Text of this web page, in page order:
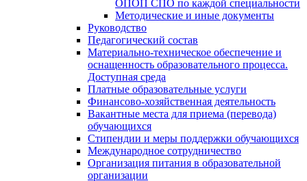
ОПОП СПО по каждой специальности
Методические и иные документы
Руководство
Педагогический состав
Материально-техническое обеспечение и
оснащенность образовательного процесса.
Доступная среда
Платные образовательные услуги
Финансово-хозяйственная деятельность
Вакантные места для приема (перевода)
обучающихся
Стипендии и меры поддержки обучающихся
Международное сотрудничество
Организация питания в образовательной
организации